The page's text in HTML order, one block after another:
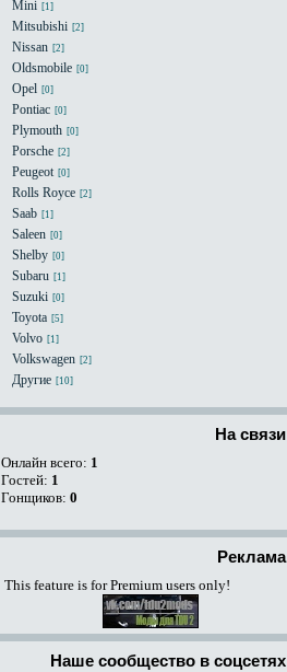
Mini [1]
Mitsubishi [2]
Nissan [2]
Oldsmobile [0]
Opel [0]
Pontiac [0]
Plymouth [0]
Porsche [2]
Peugeot [0]
Rolls Royce [2]
Saab [1]
Saleen [0]
Shelby [0]
Subaru [1]
Suzuki [0]
Toyota [5]
Volvo [1]
Volkswagen [2]
Другие [10]
На связи
Онлайн всего: 1
Гостей: 1
Гонщиков: 0
Реклама
This feature is for Premium users only!
Наше сообщество в соцсетях